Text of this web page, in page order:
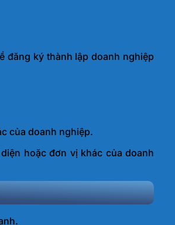
đăng ký thành lập doanh nghiệp
của doanh nghiệp.
hoặc đơn vị khác của doanh